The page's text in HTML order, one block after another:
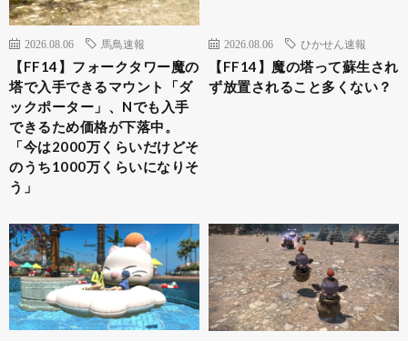
2026.08.06 馬鳥速報
【FF14】フォークタワー魔の
塔で入手できるマウント「ダ
ックポーター」、Nでも入手
できるため価格が下落中。
「今は2000万くらいだけどそ
のうち1000万くらいになりそ
う」
2026.08.06 ひかせん速報
【FF14】魔の塔って蘇生され
ず放置されること多くない？